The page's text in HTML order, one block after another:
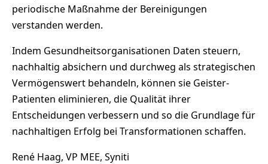
periodische Maßnahme der Bereinigungen
verstanden werden.
Indem Gesundheitsorganisationen Daten steuern,
nachhaltig absichern und durchweg als strategischen
Vermögenswert behandeln, können sie Geister-
Patienten eliminieren, die Qualität ihrer
Entscheidungen verbessern und so die Grundlage für
nachhaltigen Erfolg bei Transformationen schaffen.
René Haag, VP MEE, Syniti